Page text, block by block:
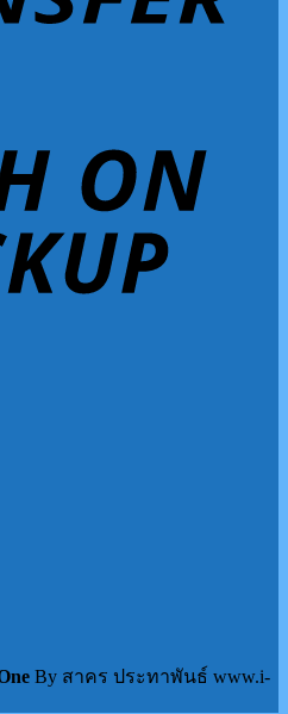
By สาคร ประทาพันธ์ www.i-